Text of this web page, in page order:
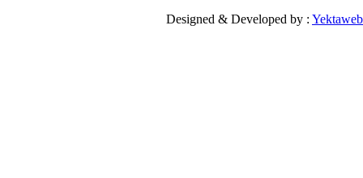
Designed & Developed by :